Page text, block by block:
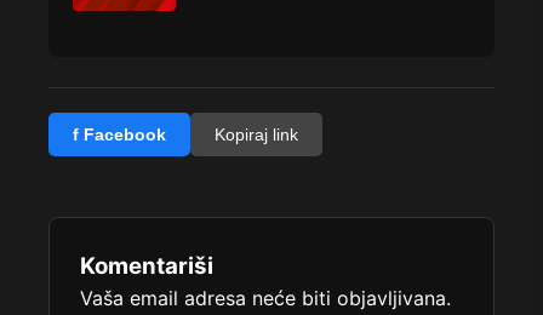
f Facebook Kopiraj link
Komentariši
Vaša email adresa neće biti objavljivana.